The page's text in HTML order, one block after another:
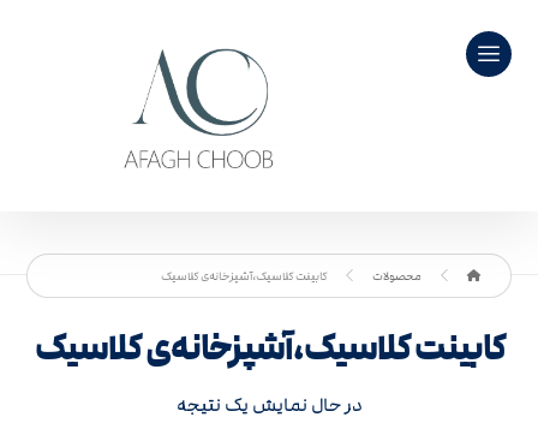
محصولات کابینت کلاسیک،آشپزخانه‌ی کلاسیک
کابینت کلاسیک،آشپزخانه‌ی کلاسیک
در حال نمایش یک نتیجه